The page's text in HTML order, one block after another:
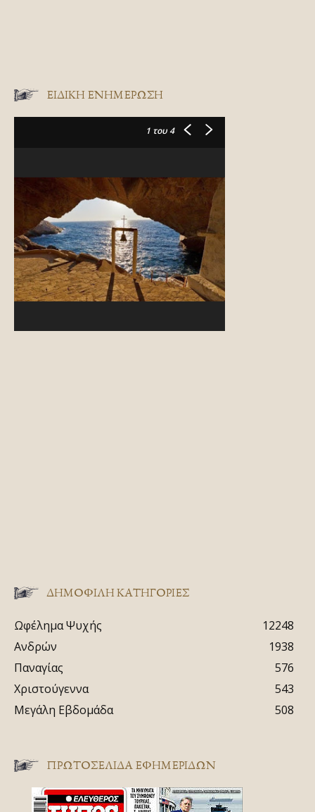
ΕΙΔΙΚΉ ΕΝΗΜΈΡΩΣΗ
1 του 4
ΔΗΜΟΦΙΛΗ ΚΑΤΗΓΟΡΙΕΣ
Ωφέλημα Ψυχής
12248
Ανδρών
1938
Παναγίας
576
Χριστούγεννα
543
Μεγάλη Εβδομάδα
508
ΠΡΩΤΟΣΈΛΙΔΑ ΕΦΗΜΕΡΊΔΩΝ